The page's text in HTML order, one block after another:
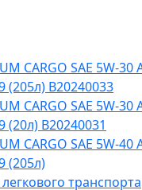
CARGO SAE 5W-30
(205л) B20240033
CARGO SAE 5W-30
(20л) B20240031
CARGO SAE 5W-40
(205л)
транспорта